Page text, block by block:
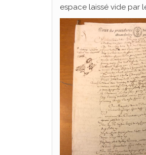
espace laissé vide par